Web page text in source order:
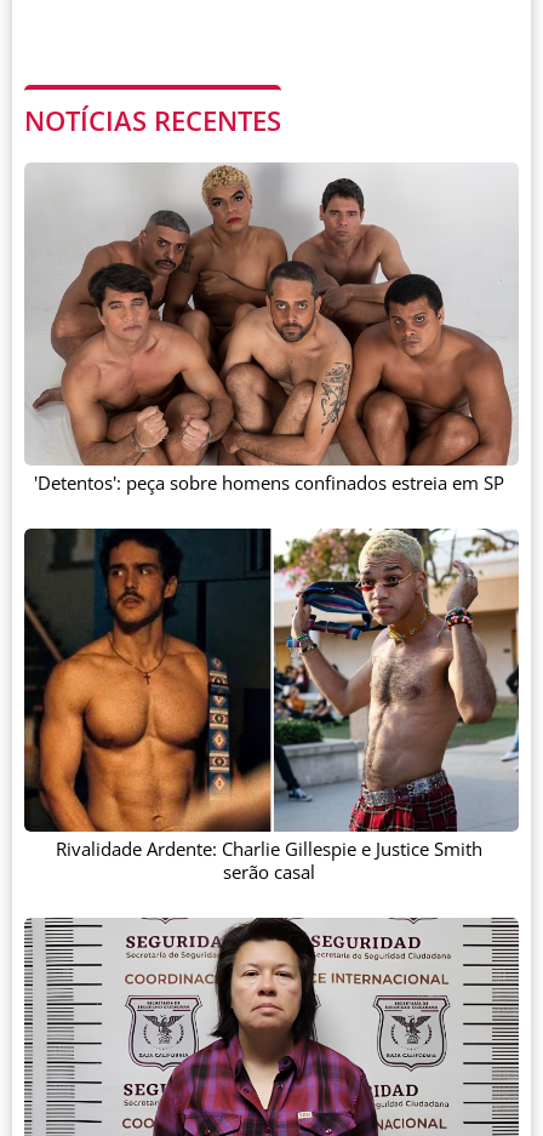
NOTÍCIAS RECENTES
'Detentos': peça sobre homens confinados estreia em SP
Rivalidade Ardente: Charlie Gillespie e Justice Smith
serão casal